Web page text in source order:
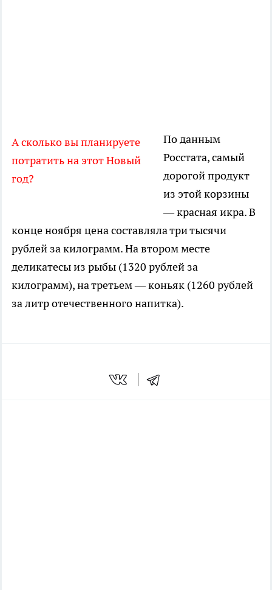
А сколько вы планируете
потратить на этот Новый
год?
По данным
Росстата, самый
дорогой продукт
из этой корзины
— красная икра. В
конце ноября цена составляла три тысячи
рублей за килограмм. На втором месте
деликатесы из рыбы (1320 рублей за
килограмм), на третьем — коньяк (1260 рублей
за литр отечественного напитка).